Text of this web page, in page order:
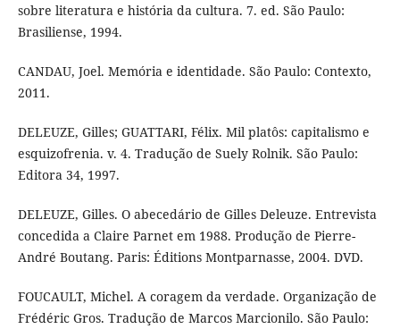
sobre literatura e história da cultura. 7. ed. São Paulo:
Brasiliense, 1994.
CANDAU, Joel. Memória e identidade. São Paulo: Contexto,
2011.
DELEUZE, Gilles; GUATTARI, Félix. Mil platôs: capitalismo e
esquizofrenia. v. 4. Tradução de Suely Rolnik. São Paulo:
Editora 34, 1997.
DELEUZE, Gilles. O abecedário de Gilles Deleuze. Entrevista
concedida a Claire Parnet em 1988. Produção de Pierre-
André Boutang. Paris: Éditions Montparnasse, 2004. DVD.
FOUCAULT, Michel. A coragem da verdade. Organização de
Frédéric Gros. Tradução de Marcos Marcionilo. São Paulo: